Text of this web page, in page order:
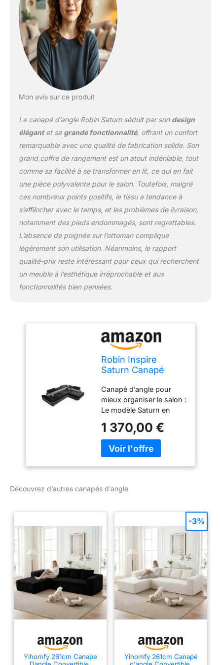
210 x 130 cm en
quelques gestes.
Pratique quand des
invités restent dormir ou
quand le salon doit aussi
servir de chambre
d’appoint. Rangements
main, sans encombrer la
pièce. Le salon reste plus
net, même quand
usages dans la journée.
Confort doux et maintien
stable : Les ressorts, la
structure en bois et
panneau de meuble,
ainsi que les coussins de
dossier amovibles avec
garnissage en boule de
silicone créent une
s’asseoir, lire ou se
détendre. Données
techniques : Dimensions
argente 5 cm, côté
gauche ou droit au
choix, coffer, fonction
couchage, dos revêtu.
Mon avis sur ce produit
Le canapé d’angle Robin Saturn séduit par son design
élégantet sa grande fonctionnalité, offrant un confort
remarquable avec une qualité de fabrication solide. Son
grand coffre de rangement est un atout indéniable, tout
comme sa facilité à se transformer en lit, ce qui en fait
une pièce polyvalente pour le salon. Toutefois, malgré
ces nombreux points positifs, le tissu a tendance à
s’effilocher avec le temps, et les problèmes de livraison,
notamment des pieds endommagés, sont regrettables.
L’absence de poignée sur l’ottoman complique
légèrement son utilisation. Néanmoins, le rapport
qualité-prix reste intéressant pour ceux qui recherchent
un meuble à l’esthétique irréprochable et aux
fonctionnalités bien pensées.
Robin Inspire
Saturn Canapé
L Droit Noir Gris
Canapé d’angle pour
mieux organiser le salon :
Le modèle Saturn en
coin détente pour 4
personnes, tout en
utilisant intelligemment
ou au centre de la pièce.
ouverture simple : Le
mécanisme DELFIN
permet de transformer le
canapé en couchage de
210 x 130 cm en
quelques gestes.
Pratique quand des
invités restent dormir ou
quand le salon doit aussi
servir de chambre
d’appoint. Rangements
pour linge de lit gardent
couettes, plaids et
coussins à portée de
1 370,00 €
Découvrez d’autres canapés d’angle
Yihomfy 261cm Canape
Yihomfy 261cm Canapé
-3%